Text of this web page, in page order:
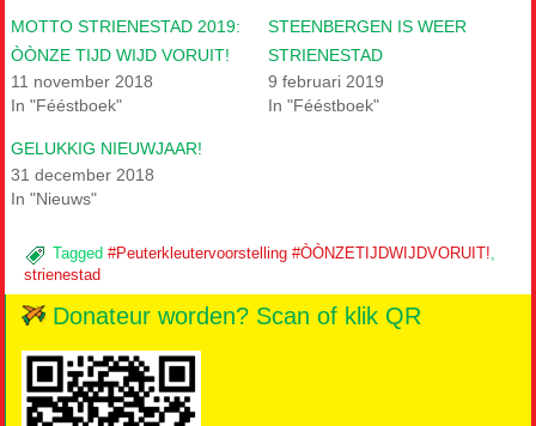
MOTTO STRIENESTAD 2019:
ÒÒNZE TIJD WIJD VORUIT!
11 november 2018
In "Fééstboek"
STEENBERGEN IS WEER
STRIENESTAD
9 februari 2019
In "Fééstboek"
GELUKKIG NIEUWJAAR!
31 december 2018
In "Nieuws"
Tagged #Peuterkleutervoorstelling #ÒÒNZETIJDWIJDVORUIT!,
strienestad
Donateur worden? Scan of klik QR